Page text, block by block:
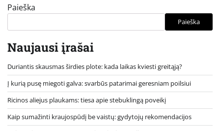
Paieška
Paieška
Naujausi įrašai
Duriantis skausmas širdies plote: kada laikas kviesti greitąją?
Į kurią pusę miegoti galva: svarbūs patarimai geresniam poilsiui
Ricinos aliejus plaukams: tiesa apie stebuklingą poveikį
Kaip sumažinti kraujospūdį be vaistų: gydytojų rekomendacijos